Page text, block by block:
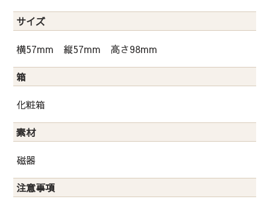
サイズ
横57mm 縦57mm 高さ98mm
箱
化粧箱
素材
磁器
注意事項